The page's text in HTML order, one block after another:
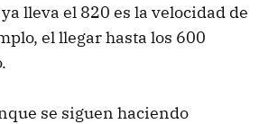
lleva el 820 es la velocidad de
el llegar hasta los 600
se siguen haciendo